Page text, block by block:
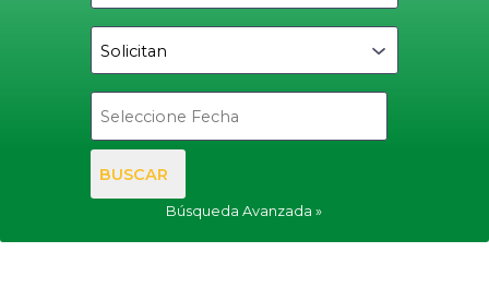
BUSCAR
Búsqueda Avanzada